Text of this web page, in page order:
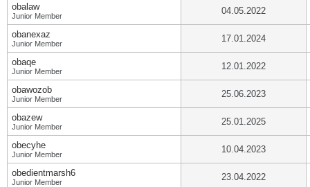
obalaw
Junior Member 04.05.2022
obanexaz
Junior Member 17.01.2024
obaqe
Junior Member 12.01.2022
obawozob
Junior Member 25.06.2023
obazew
Junior Member 25.01.2025
obecyhe
Junior Member 10.04.2023
obedientmarsh6
Junior Member 23.04.2022